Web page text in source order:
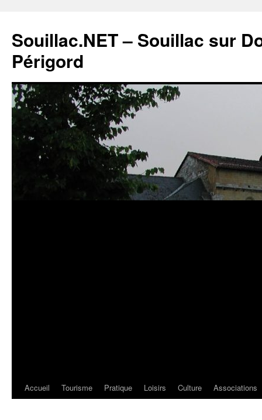
Souillac.NET – Souillac sur
Périgord
Accueil Tourisme Pratique Loisirs Culture Associations